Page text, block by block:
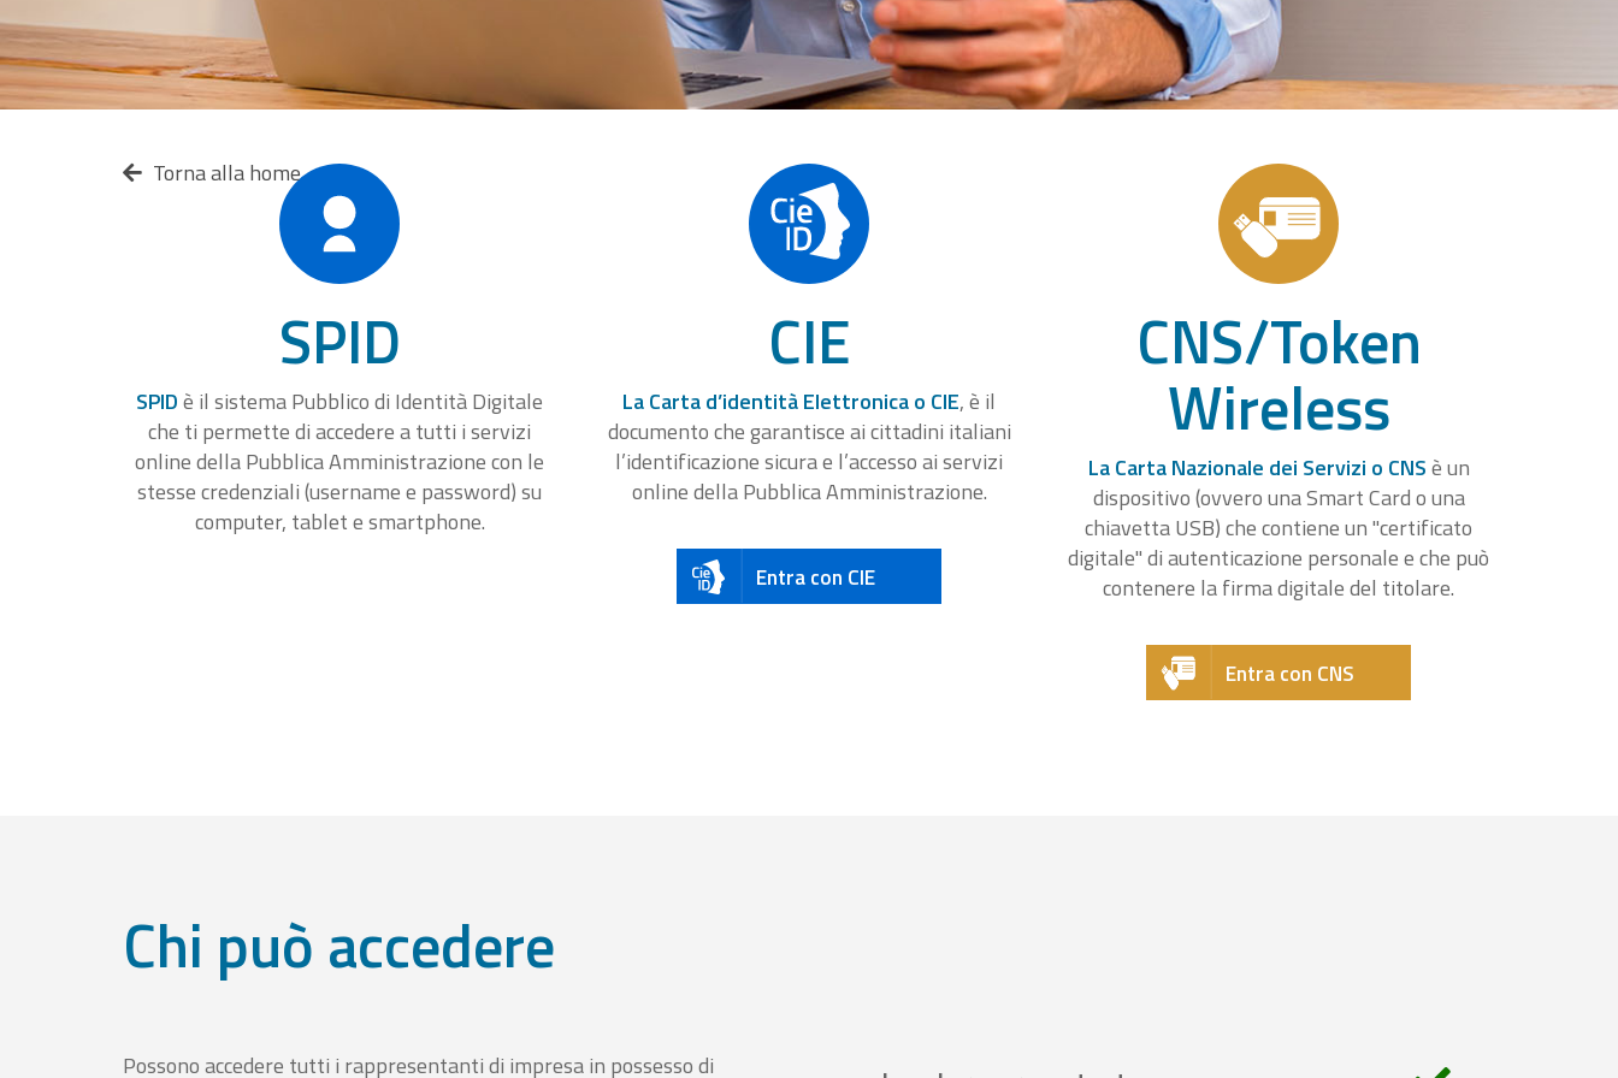
Torna alla home
SPID
SPIDè il sistema Pubblico di Identità Digitale
che ti permette di accedere a tutti i servizi
online della Pubblica Amministrazione con le
stesse credenziali (username e password) su
computer, tablet e smartphone.
CIE
La Carta d’identità Elettronica o CIE, è il
documento che garantisce ai cittadini italiani
l’identificazione sicura e l’accesso ai servizi
online della Pubblica Amministrazione.
Entra con CIE
CNS/Token
Wireless
La Carta Nazionale dei Servizi o CNSè un
dispositivo (ovvero una Smart Card o una
chiavetta USB) che contiene un "certificato
digitale" di autenticazione personale e che può
contenere la firma digitale del titolare.
Entra con CNS
Chi può accedere
Possono accedere tutti i rappresentanti di impresa in possesso di